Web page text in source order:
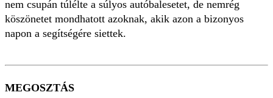
nem csupán túlélte a súlyos autóbalesetet, de nemrég
köszönetet mondhatott azoknak, akik azon a bizonyos
napon a segítségére siettek.
MEGOSZTÁS